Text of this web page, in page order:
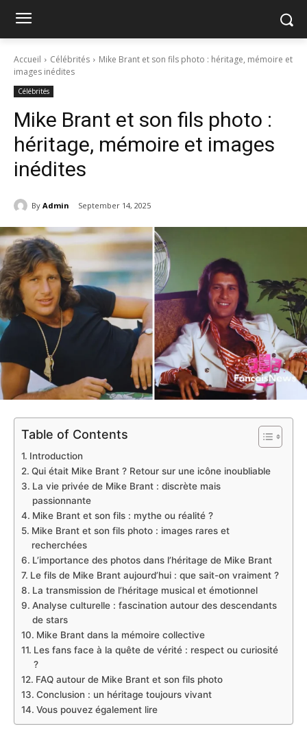
Accueil Célébrités
Mike Brant et son fils photo : héritage, mémoire et
images inédites
Célébrités
Mike Brant et son fils photo :
héritage, mémoire et images
inédites
By Admin September 14, 2025
Table of Contents
Introduction
Qui était Mike Brant ? Retour sur une icône inoubliable
La vie privée de Mike Brant : discrète mais
passionnante
Mike Brant et son fils : mythe ou réalité ?
Mike Brant et son fils photo : images rares et
recherchées
L’importance des photos dans l’héritage de Mike Brant
Le fils de Mike Brant aujourd’hui : que sait-on vraiment ?
La transmission de l’héritage musical et émotionnel
Analyse culturelle : fascination autour des descendants
de stars
Mike Brant dans la mémoire collective
Les fans face à la quête de vérité : respect ou curiosité
?
FAQ autour de Mike Brant et son fils photo
Conclusion : un héritage toujours vivant
Vous pouvez également lire